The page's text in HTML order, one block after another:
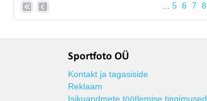
5 6 7 8
Sportfoto OÜ
Kontakt ja tagasiside
Reklaam
Isikuandmete töötlemise tingimused